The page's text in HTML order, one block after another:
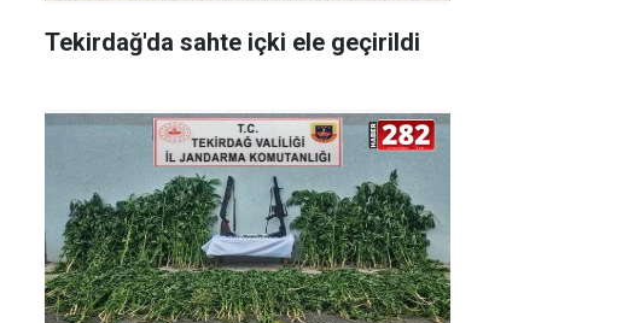
Tekirdağ'da sahte içki ele geçirildi